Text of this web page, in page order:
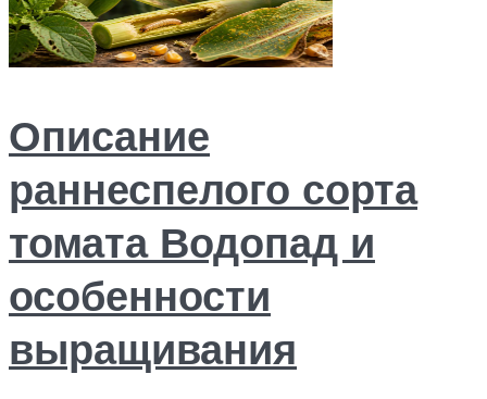
Описание
раннеспелого сорта
томата Водопад и
особенности
выращивания